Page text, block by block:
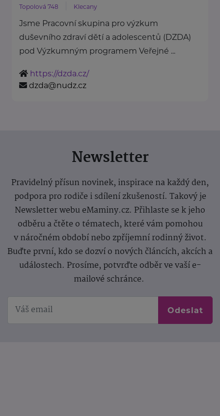
Topolová 748 Klecany
Jsme Pracovní skupina pro výzkum
duševního zdraví dětí a adolescentů (DZDA)
pod Výzkumným programem Veřejné ...
https://dzda.cz/
dzda@nudz.cz
Newsletter
Pravidelný přísun novinek, inspirace na každý den,
podpora pro rodiče i sdílení zkušeností. Takový je
Newsletter webu eMaminy.cz. Přihlaste se k jeho
odběru a čtěte o tématech, které vám pomohou
v náročném období nebo zpříjemní rodinný život.
Buďte první, kdo se dozví o nových článcích, akcích a
událostech. Prosíme, potvrďte odběr ve vaší e-
mailové schránce.
Odeslat